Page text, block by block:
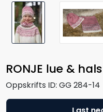
RONJE lue & hals
Oppskrifts ID: GG 284-14